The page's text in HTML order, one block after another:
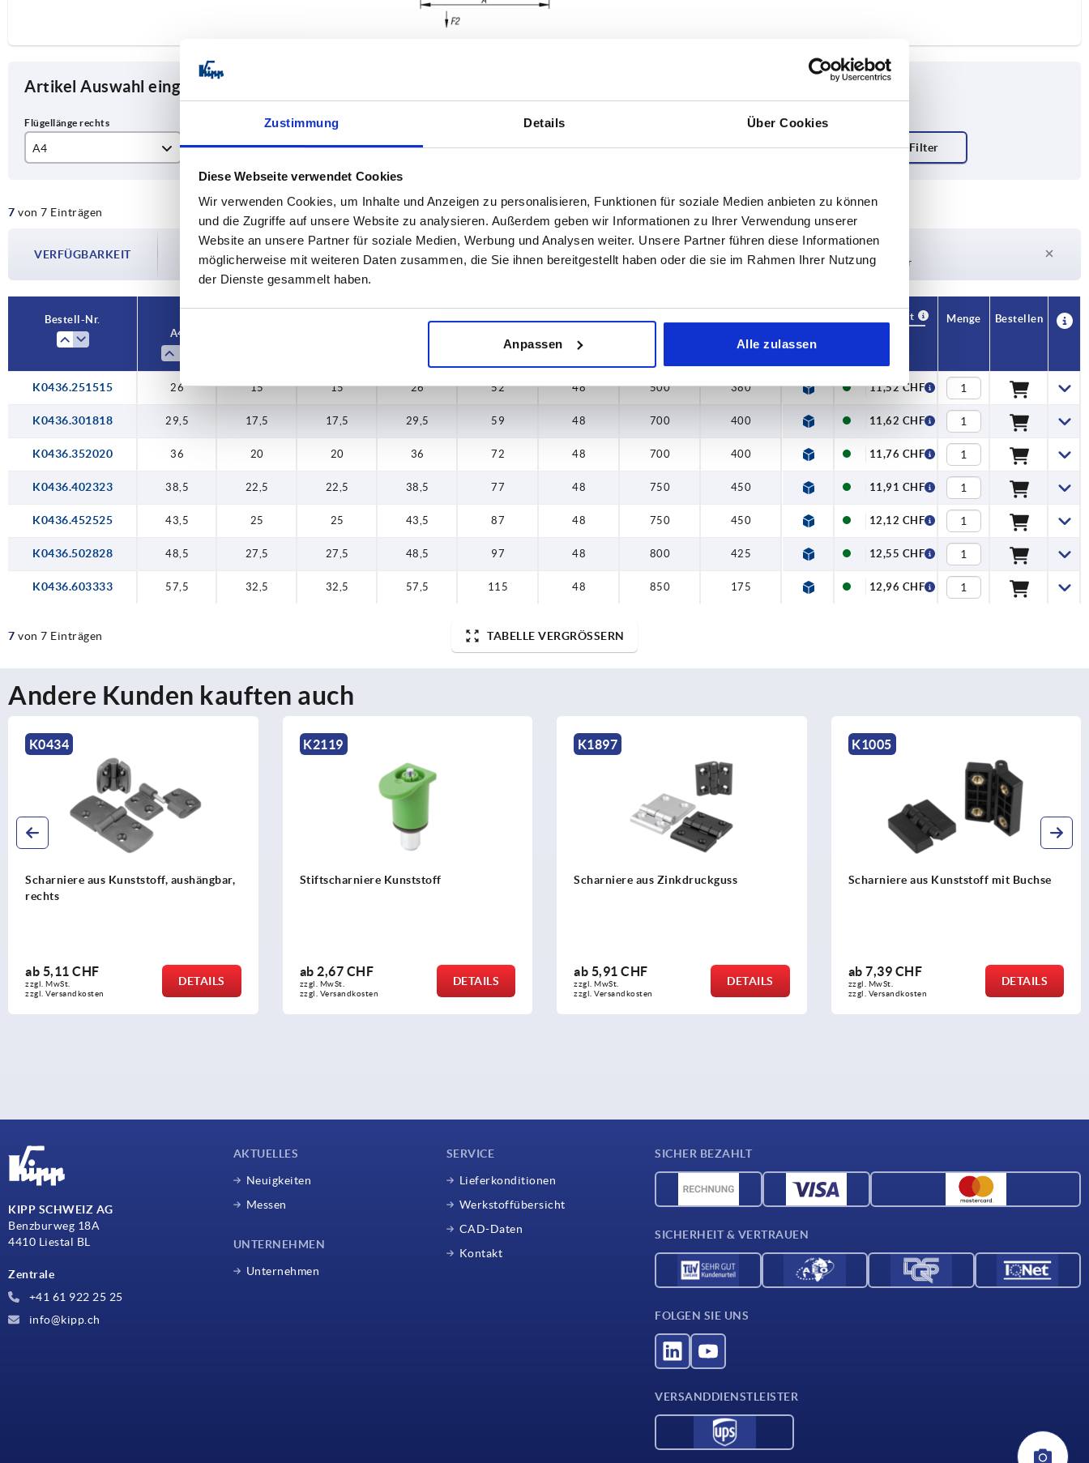
Zustimmung Details Über Cookies
Diese Webseite verwendet Cookies
Wir verwenden Cookies, um Inhalte und Anzeigen zu personalisieren, Funktionen für soziale Medien anbieten zu können
und die Zugriffe auf unsere Website zu analysieren. Außerdem geben wir Informationen zu Ihrer Verwendung unserer
Website an unsere Partner für soziale Medien, Werbung und Analysen weiter. Unsere Partner führen diese Informationen
möglicherweise mit weiteren Daten zusammen, die Sie ihnen bereitgestellt haben oder die sie im Rahmen Ihrer Nutzung
der Dienste gesammelt haben.
Anpassen Alle zulassen
Artikel Auswahl eingrenzen
A4
29,5
38,5
57,5
A1
15
20
22,5
25
A2
15
17,5
20
22,5
25
A3
29,5
36
43,5
48,5
A
59
72
87
7 von 7 Einträgen TABELLE VERGRÖSSERN
VERFÜGBARKEIT
Die Verfügbarkeiten werden in regelmäßigen Abständen mehrmals täglich aktualisiert.
Im finalen Schritt vor Abschluss Ihrer Bestellung erfahren Sie das bestätigte
Versanddatum.
1-3 Tage
Lieferzeit auf Anfrage
4-20 Tage
Derzeit nicht auf Lager
Bestell-Nr.
A4
Verfügbarkeit
Menge Bestellen
K0436.251515 26 15 15 26 52 48 500 380 11,52 CHF
K0436.301818 29,5 17,5 17,5 29,5 59 48 700 400 11,62 CHF
K0436.352020 36 20 20 36 72 48 700 400 11,76 CHF
K0436.402323 38,5 22,5 22,5 38,5 77 48 750 450 11,91 CHF
K0436.452525 43,5 25 25 43,5 87 48 750 450 12,12 CHF
K0436.502828 48,5 27,5 27,5 48,5 97 48 800 425 12,55 CHF
K0436.603333 57,5 32,5 32,5 57,5 115 48 850 175 12,96 CHF
7 von 7 Einträgen TABELLE VERGRÖSSERN
Andere Kunden kauften auch
K0434
Scharniere aus Kunststoff, aushängbar,
rechts
ab 5,11 CHF
zzgl. MwSt.
zzgl. Versandkosten
DETAILS
K2119
Stiftscharniere Kunststoff
ab 2,67 CHF
zzgl. MwSt.
zzgl. Versandkosten
DETAILS
K1897
Scharniere aus Zinkdruckguss
ab 5,91 CHF
zzgl. MwSt.
zzgl. Versandkosten
DETAILS
K1005
Scharniere aus Kunststoff mit Buchse
ab 7,39 CHF
zzgl. MwSt.
zzgl. Versandkosten
DETAILS
KIPP SCHWEIZ AG
Benzburweg 18A
4410 Liestal BL
Zentrale
+41 61 922 25 25
info@kipp.ch
AKTUELLES
Neuigkeiten
Messen
UNTERNEHMEN
Unternehmen
SERVICE
Lieferkonditionen
Werkstoffübersicht
CAD-Daten
Kontakt
SICHER BEZAHLT
SICHERHEIT & VERTRAUEN
FOLGEN SIE UNS
VERSANDDIENSTLEISTER